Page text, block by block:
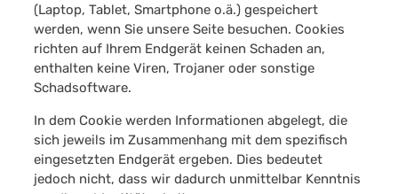
(Laptop, Tablet, Smartphone o.ä.) gespeichert
werden, wenn Sie unsere Seite besuchen. Cookies
richten auf Ihrem Endgerät keinen Schaden an,
enthalten keine Viren, Trojaner oder sonstige
Schadsoftware.
In dem Cookie werden Informationen abgelegt, die
sich jeweils im Zusammenhang mit dem spezifisch
eingesetzten Endgerät ergeben. Dies bedeutet
jedoch nicht, dass wir dadurch unmittelbar Kenntnis